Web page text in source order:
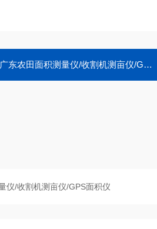
广东农田面积测量仪/收割机测亩仪/GPS面积仪